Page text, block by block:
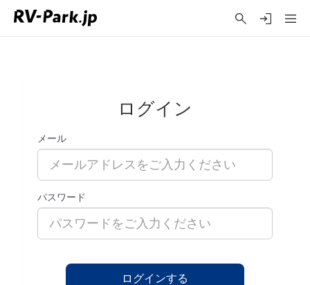
ログイン
メール
パスワード